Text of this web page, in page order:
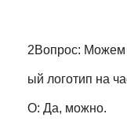
2Вопрос: Можем
ый логотип на
О: Да, можно.